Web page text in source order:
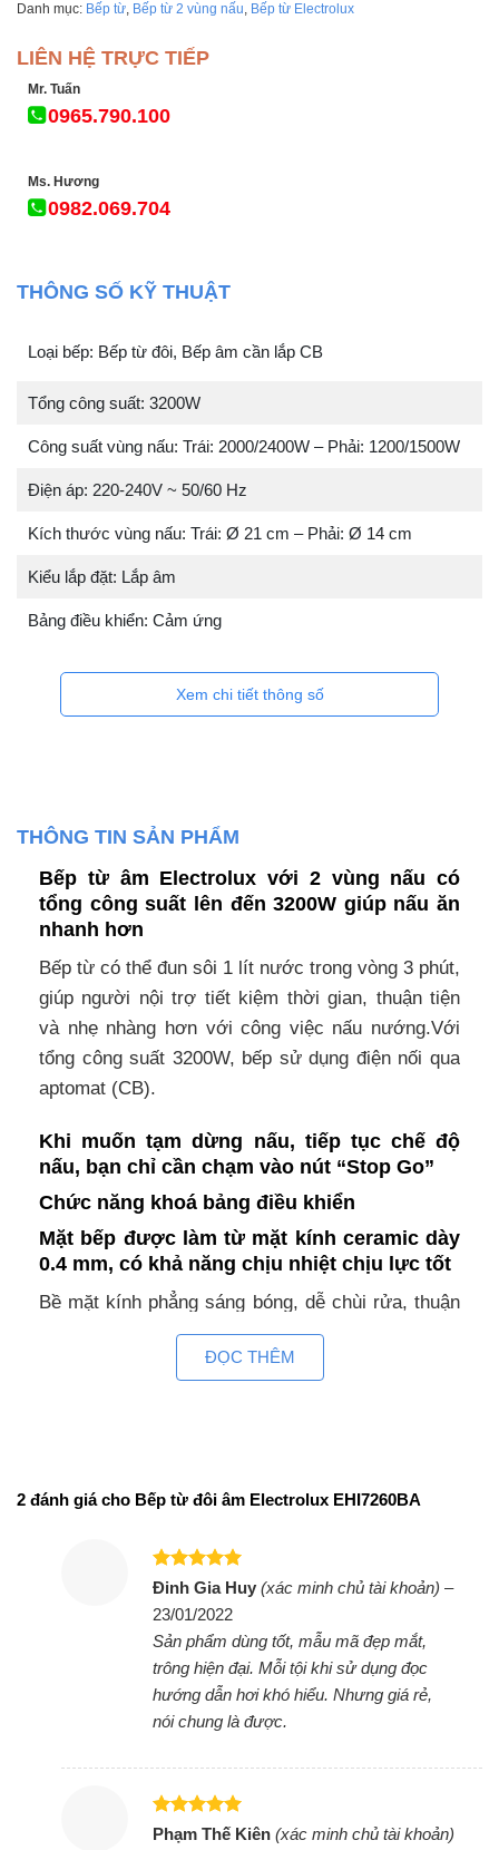
Danh mục: Bếp từ, Bếp từ 2 vùng nấu, Bếp từ Electrolux
LIÊN HỆ TRỰC TIẾP
Mr. Tuấn
0965.790.100
Ms. Hương
0982.069.704
THÔNG SỐ KỸ THUẬT
Loại bếp: Bếp từ đôi, Bếp âm cần lắp CB
Tổng công suất: 3200W
Công suất vùng nấu: Trái: 2000/2400W – Phải: 1200/1500W
Điện áp: 220-240V ~ 50/60 Hz
Kích thước vùng nấu: Trái: Ø 21 cm – Phải: Ø 14 cm
Kiểu lắp đặt: Lắp âm
Bảng điều khiển: Cảm ứng
Xem chi tiết thông số
THÔNG TIN SẢN PHẨM
Bếp từ âm Electrolux với 2 vùng nấu có
tổng công suất lên đến 3200W giúp nấu ăn
nhanh hơn
Bếp từ có thể đun sôi 1 lít nước trong vòng 3 phút,
giúp người nội trợ tiết kiệm thời gian, thuận tiện
và nhẹ nhàng hơn với công việc nấu nướng.Với
tổng công suất 3200W, bếp sử dụng điện nối qua
aptomat (CB).
Khi muốn tạm dừng nấu, tiếp tục chế độ
nấu, bạn chỉ cần chạm vào nút “Stop Go”
Chức năng khoá bảng điều khiển
Mặt bếp được làm từ mặt kính ceramic dày
0.4 mm, có khả năng chịu nhiệt chịu lực tốt
Bề mặt kính phẳng sáng bóng, dễ chùi rửa, thuận
tiện bảo quản và làm sạch bếp sau khi dùng
Bảng điều khiển cảm ứng hiện đại, cho độ
Chức năng hẹn giờ tắt bếp trên bếp điện từ đôi
chừng, hạn chế tình trạng cháy thức ăn khi
nấu.Chức năng chuyển vùng nấu để bạn chủ động
điều chỉnh và chọn chế độ cho từng vùng nấu dễ
Cùng Chủ Đề:
ĐỌC THÊM
2 đánh giá cho Bếp từ đôi âm Electrolux EHI7260BA
Được xếp
sao
Đinh Gia Huy(xác minh chủ tài khoản) –
23/01/2022
Sản phẩm dùng tốt, mẫu mã đẹp mắt,
trông hiện đại. Mỗi tội khi sử dụng đọc
hướng dẫn hơi khó hiểu. Nhưng giá rẻ,
nói chung là được.
Được xếp
Phạm Thế Kiên(xác minh chủ tài khoản)